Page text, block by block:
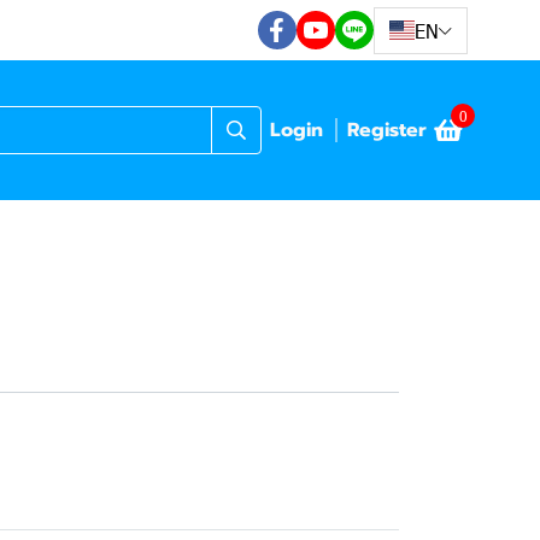
EN
Login Register 0